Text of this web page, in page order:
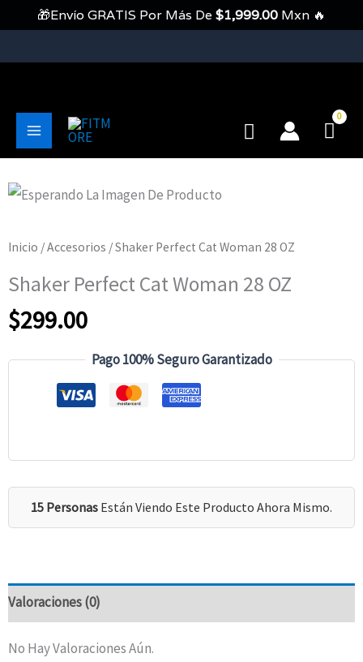
Contenido
Main
Buscar
Inicio /Accesorios / Shaker Perfect Cat Woman 28 OZ
Shaker Perfect Cat Woman 28 OZ
$299.00
Pago 100% Seguro Garantizado
15 Personas Están Viendo Este Producto Ahora Mismo.
Valoraciones (0)
No Hay Valoraciones Aún.
🎁Envío GRATIS Por Más De $1,999.00 Mxn 🔥